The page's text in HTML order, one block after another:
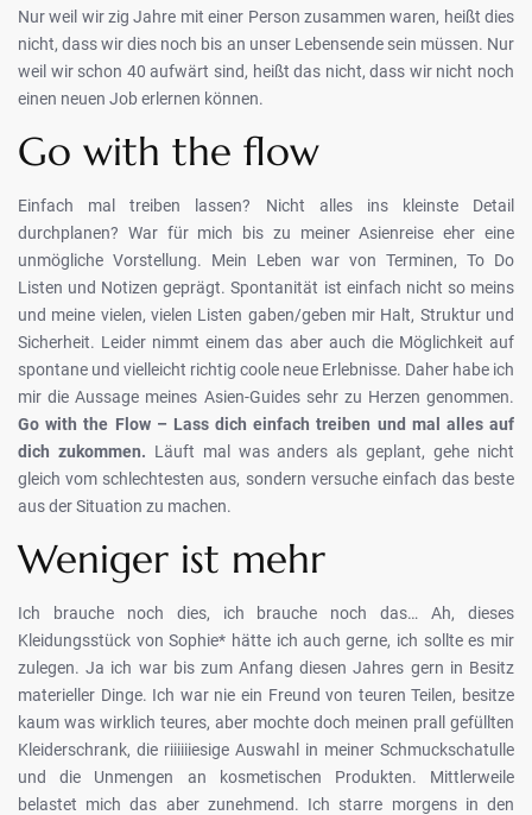
Nur weil wir zig Jahre mit einer Person zusammen waren, heißt dies
nicht, dass wir dies noch bis an unser Lebensende sein müssen. Nur
weil wir schon 40 aufwärt sind, heißt das nicht, dass wir nicht noch
einen neuen Job erlernen können.
Go with the flow
Einfach mal treiben lassen? Nicht alles ins kleinste Detail
durchplanen? War für mich bis zu meiner Asienreise eher eine
unmögliche Vorstellung. Mein Leben war von Terminen, To Do
Listen und Notizen geprägt. Spontanität ist einfach nicht so meins
und meine vielen, vielen Listen gaben/geben mir Halt, Struktur und
Sicherheit. Leider nimmt einem das aber auch die Möglichkeit auf
spontane und vielleicht richtig coole neue Erlebnisse. Daher habe ich
mir die Aussage meines Asien-Guides sehr zu Herzen genommen.
Go with the Flow – Lass dich einfach treiben und mal alles auf
dich zukommen. Läuft mal was anders als geplant, gehe nicht
gleich vom schlechtesten aus, sondern versuche einfach das beste
aus der Situation zu machen.
Weniger ist mehr
Ich brauche noch dies, ich brauche noch das… Ah, dieses
Kleidungsstück von Sophie* hätte ich auch gerne, ich sollte es mir
zulegen. Ja ich war bis zum Anfang diesen Jahres gern in Besitz
materieller Dinge. Ich war nie ein Freund von teuren Teilen, besitze
kaum was wirklich teures, aber mochte doch meinen prall gefüllten
Kleiderschrank, die riiiiiiesige Auswahl in meiner Schmuckschatulle
und die Unmengen an kosmetischen Produkten. Mittlerweile
belastet mich das aber zunehmend. Ich starre morgens in den